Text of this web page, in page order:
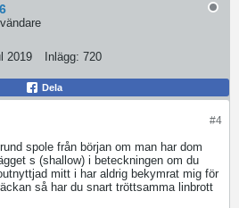
2019 Inlägg: 720
Dela
#4
spole från början om man har dom
s (shallow) i beteckningen om du
mitt i har aldrig bekymrat mig för
så har du snart tröttsamma linbrott